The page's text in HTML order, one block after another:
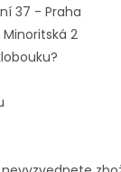
37 - Praha
2